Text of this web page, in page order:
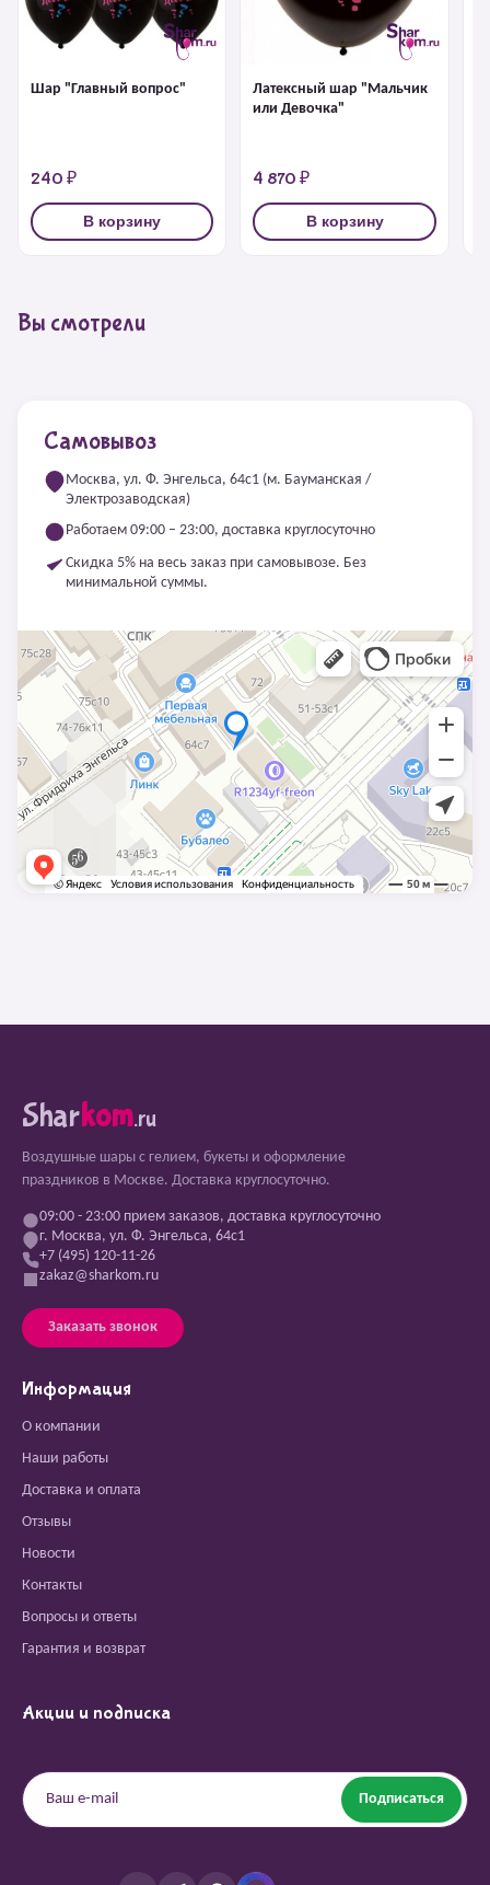
Шар "Главный вопрос"
240 ₽
В корзину
Латексный шар "Мальчик
или Девочка"
4 870 ₽
В корзину
Вы смотрели
Самовывоз
Москва, ул. Ф. Энгельса, 64с1 (м. Бауманская /
Электрозаводская)
Работаем 09:00 – 23:00, доставка круглосуточно
Скидка 5% на весь заказ при самовывозе. Без
минимальной суммы.
Sharkom.ru
Воздушные шары с гелием, букеты и оформление
праздников в Москве. Доставка круглосуточно.
09:00 - 23:00 прием заказов, доставка круглосуточно
г. Москва, ул. Ф. Энгельса, 64с1
+7 (495) 120-11-26
zakaz@sharkom.ru
Заказать звонок
Информация
О компании
Наши работы
Доставка и оплата
Отзывы
Новости
Контакты
Вопросы и ответы
Гарантия и возврат
Акции и подписка
Подписаться